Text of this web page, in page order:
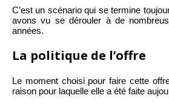
C’est un scénario qui se termine
avons vu se dérouler à de
années.
La politique de l’offre
Le moment choisi pour faire cette
raison pour laquelle elle a été faite